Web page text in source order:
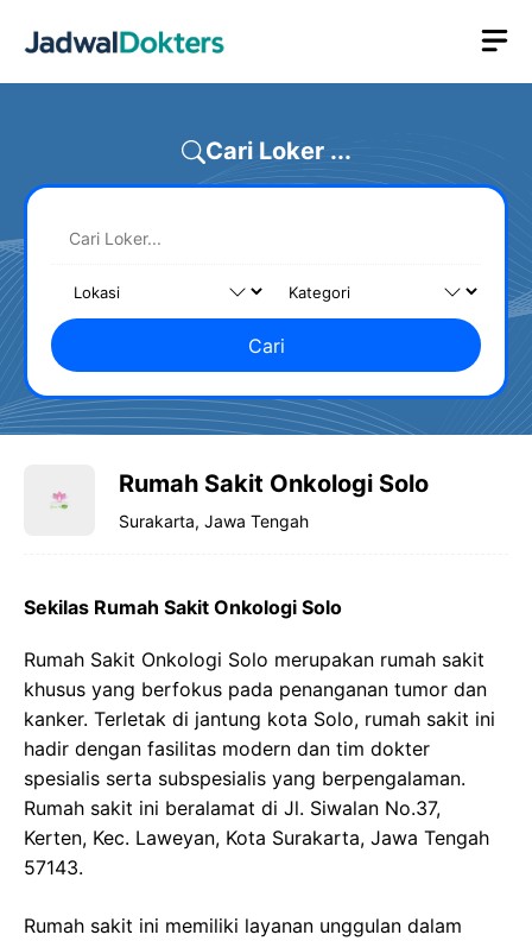
Cari Loker ...
Cari
Rumah Sakit Onkologi Solo
Surakarta, Jawa Tengah
Sekilas Rumah Sakit Onkologi Solo
Rumah Sakit Onkologi Solo merupakan rumah sakit
khusus yang berfokus pada penanganan tumor dan
kanker. Terletak di jantung kota Solo, rumah sakit ini
hadir dengan fasilitas modern dan tim dokter
spesialis serta subspesialis yang berpengalaman.
Rumah sakit ini beralamat di Jl. Siwalan No.37,
Kerten, Kec. Laweyan, Kota Surakarta, Jawa Tengah
57143.
Rumah sakit ini memiliki layanan unggulan dalam